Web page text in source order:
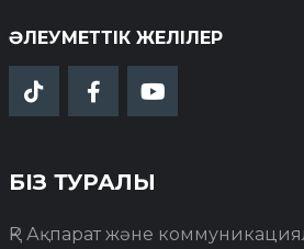
ӘЛЕУМЕТТІК ЖЕЛІЛЕР
БІЗ ТУРАЛЫ
ҚР Ақпарат және